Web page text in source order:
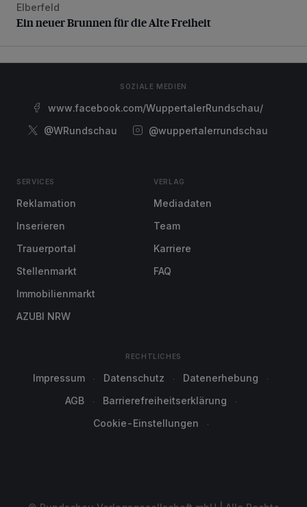
Ein neuer Brunnen für die Alte Freiheit
Elberfeld
Ein neuer Brunnen für die Alte Freiheit
SOZIALE MEDIEN
www.facebook.com/WuppertalerRundschau/
@WRundschau
@wuppertalerrundschau
SERVICES
Reklamation
Inserieren
Trauerportal
Stellenmarkt
Immobilienmarkt
AZUBI NRW
VERLAG
Mediadaten
Team
Karriere
FAQ
RECHTLICHES
Impressum Datenschutz
Datenerhebung
AGB
Barrierefreiheitserklärung
Cookie-Einstellungen